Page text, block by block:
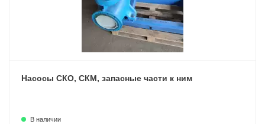
Насосы СКО, СКМ, запасные части к ним
В наличии